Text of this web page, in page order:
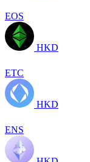
EOS
HKD
ETC
HKD
ENS